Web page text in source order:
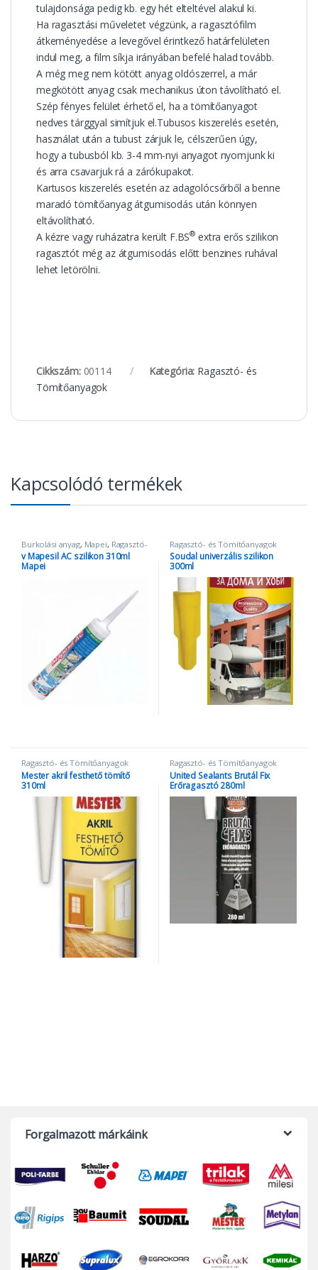
tulajdonsága pedig kb. egy hét elteltével alakul ki.
Ha ragasztási műveletet végzünk, a ragasztófilm
átkeményedése a levegővel érintkező határfelületen
indul meg, a film síkja irányában befelé halad tovább.
A még meg nem kötött anyag oldószerrel, a már
megkötött anyag csak mechanikus úton távolítható el.
Szép fényes felület érhető el, ha a tömítőanyagot
nedves tárggyal simítjuk el.Tubusos kiszerelés esetén,
használat után a tubust zárjuk le, célszerűen úgy,
hogy a tubusból kb. 3-4 mm-nyi anyagot nyomjunk ki
és arra csavarjuk rá a zárókupakot.
Kartusos kiszerelés esetén az adagolócsőrből a benne
maradó tömítőanyag átgumisodás után könnyen
eltávolítható.
A kézre vagy ruházatra került F.BS® extra erős szilikon
ragasztót még az átgumisodás előtt benzines ruhával
lehet letörölni.
Cikkszám: 00114 Kategória: Ragasztó- és
Tömítőanyagok
Kapcsolódó termékek
Burkolási anyag, Mapei, Ragasztó-
és Tömítőanyagok
v Mapesil AC szilikon 310ml
Mapei
Ragasztó- és Tömítőanyagok
Soudal univerzális szilikon
300ml
Ragasztó- és Tömítőanyagok
Mester akril festhető tömítő
310ml
Ragasztó- és Tömítőanyagok
United Sealants Brutál Fix
Erőragasztó 280ml
Forgalmazott márkáink